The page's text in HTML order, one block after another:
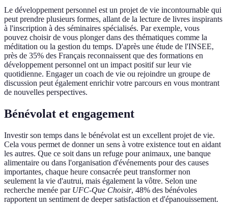
Le développement personnel est un projet de vie incontournable qui
peut prendre plusieurs formes, allant de la lecture de livres inspirants
à l'inscription à des séminaires spécialisés. Par exemple, vous
pouvez choisir de vous plonger dans des thématiques comme la
méditation ou la gestion du temps. D'après une étude de l'INSEE,
près de 35% des Français reconnaissent que des formations en
développement personnel ont un impact positif sur leur vie
quotidienne. Engager un coach de vie ou rejoindre un groupe de
discussion peut également enrichir votre parcours en vous montrant
de nouvelles perspectives.
Bénévolat et engagement
Investir son temps dans le bénévolat est un excellent projet de vie.
Cela vous permet de donner un sens à votre existence tout en aidant
les autres. Que ce soit dans un refuge pour animaux, une banque
alimentaire ou dans l'organisation d'événements pour des causes
importantes, chaque heure consacrée peut transformer non
seulement la vie d'autrui, mais également la vôtre. Selon une
recherche menée par UFC-Que Choisir, 48% des bénévoles
rapportent un sentiment de deeper satisfaction et d'épanouissement.